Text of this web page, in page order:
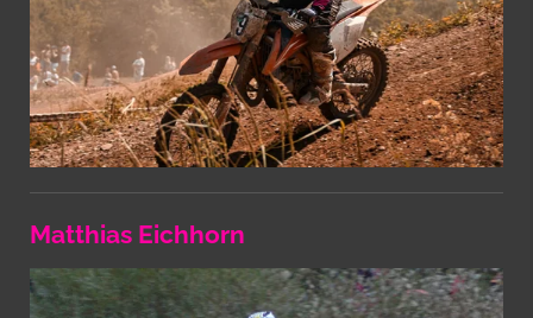
Matthias Eichhorn